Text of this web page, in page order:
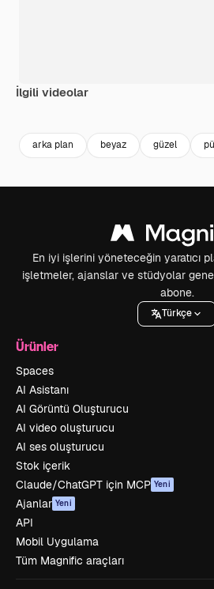
İlgili videolar
arka plan beyaz güzel
En iyi işlerini yöneteceğin yaratıcı
işletmeler, ajanslar ve stüdyolar
abone.
Türkçe
Ürünler
Spaces
AI Asistanı
AI Görüntü Oluşturucu
AI video oluşturucu
AI ses oluşturucu
Stok içerik
Claude/ChatGPT için MCP Yeni
Ajanlar Yeni
API
Mobil Uygulama
Tüm Magnific araçları